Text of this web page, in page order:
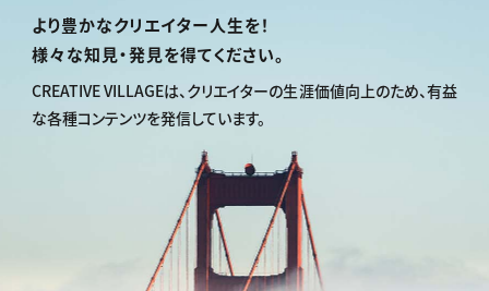
より豊かなクリエイター人生を！
様々な知見・発見を得てください。
CREATIVE VILLAGEは、 クリエイターの生涯価値向上のため、有益
な各種コンテンツを発信しています。